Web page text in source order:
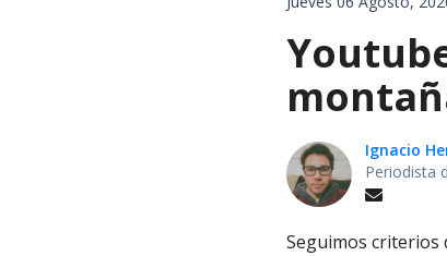
Ignacio
Periodista
Seguimos criterios